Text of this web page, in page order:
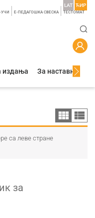
УЧИ Е-ПЕДАГОШКА СВЕСКА TЕСТОМАТ
LAT ЋИР
издања За наставнике
са леве стране
за